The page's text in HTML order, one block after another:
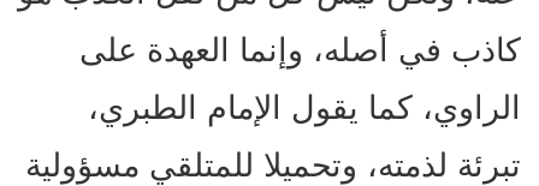
كاذب في أصله، وإنما العهدة على
الراوي، كما يقول الإمام الطبري،
تبرئة لذمته، وتحميلا للمتلقي مسؤولية